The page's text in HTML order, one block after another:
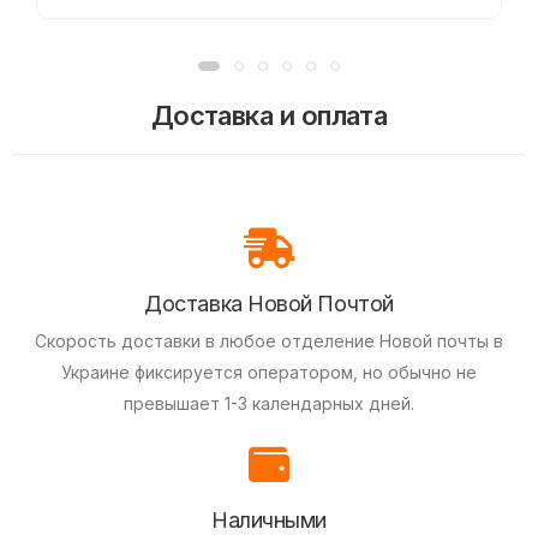
Доставка и оплата
Доставка Новой Почтой
Скорость доставки в любое отделение Новой почты в
Украине фиксируется оператором, но обычно не
превышает 1-3 календарных дней.
Наличными